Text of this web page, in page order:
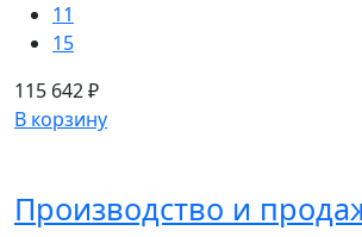
11
15
115 642 ₽
В корзину
Производство и